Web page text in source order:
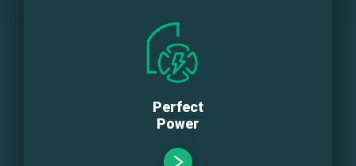
Perfect
Power